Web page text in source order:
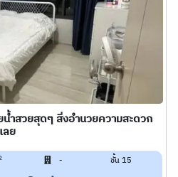
น้ำสวยสุดๆ สิ่งอำนวยความสะดวก
ลย
- ชั้น 15